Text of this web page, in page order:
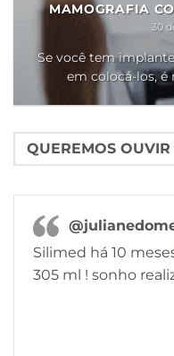
MAMOGRAFIA
30
Se você tem
em colocá-los, é
QUEREMOS OUVIR
Silimed há 10
305 ml ! sonho